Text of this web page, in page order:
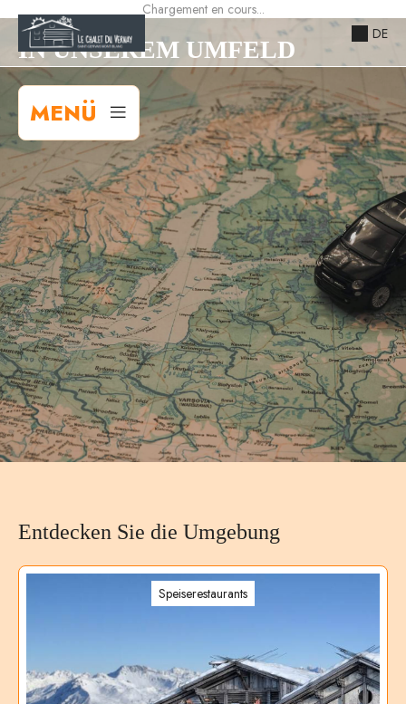
Chargement en cours...
DE
MENÜ
IN UNSEREM UMFELD
Entdecken Sie die Umgebung
Speiserestaurants